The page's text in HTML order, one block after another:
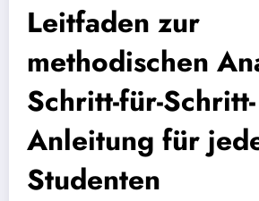
Leitfaden zur
methodischen
Schritt-für-Schritt-
Anleitung für
Studenten